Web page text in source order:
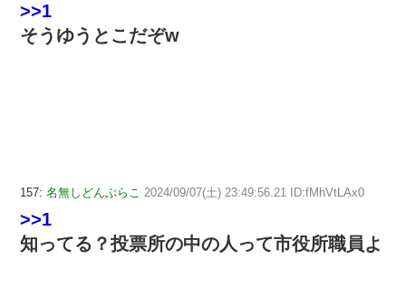
>>1
そうゆうとこだぞw
157: 名無しどんぶらこ 2024/09/07(土) 23:49:56.21 ID:fMhVtLAx0
>>1
知ってる？投票所の中の人って市役所職員よ